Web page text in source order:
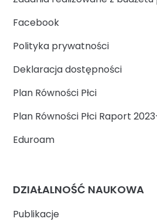
Facebook
Polityka prywatności
Deklaracja dostępności
Plan Równości Płci
Plan Równości Płci Raport
Eduroam
DZIAŁALNOŚĆ NAUKOWA
Publikacje